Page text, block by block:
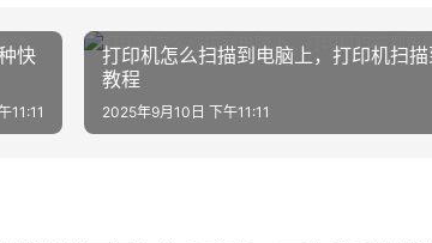
快
11:11
打印机怎么扫描到电脑上，打印机扫
教程
2025年9月10日 下午11:11